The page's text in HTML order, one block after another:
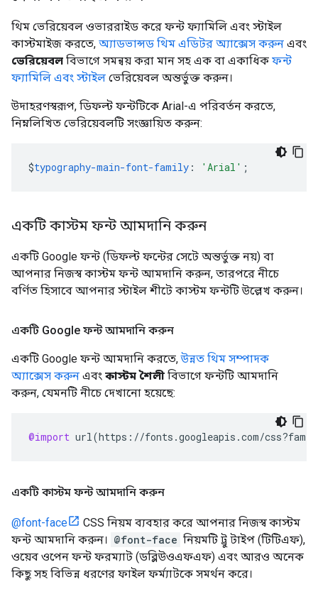
থিম ভেরিয়েবল ওভাররাইড করে ফন্ট ফ্যামিলি এবং স্টাইল
কাস্টমাইজ করতে, অ্যাডভান্সড থিম এডিটর অ্যাক্সেস করুন এবং
ভেরিয়েবল বিভাগে সমন্বয় করা মান সহ এক বা একাধিক ফন্ট
ফ্যামিলি এবং স্টাইল ভেরিয়েবল অন্তর্ভুক্ত করুন।
উদাহরণস্বরূপ, ডিফল্ট ফন্টটিকে Arial-এ পরিবর্তন করতে,
নিম্নলিখিত ভেরিয়েবলটি সংজ্ঞায়িত করুন:
$typography-main-font-family : 'Arial' ;
একটি কাস্টম ফন্ট আমদানি করুন
একটি Google ফন্ট (ডিফল্ট ফন্টের সেটে অন্তর্ভুক্ত নয়) বা
আপনার নিজস্ব কাস্টম ফন্ট আমদানি করুন, তারপরে নীচে
বর্ণিত হিসাবে আপনার স্টাইল শীটে কাস্টম ফন্টটি উল্লেখ করুন।
একটি Google ফন্ট আমদানি করুন
একটি Google ফন্ট আমদানি করতে,উন্নত থিম সম্পাদক
অ্যাক্সেস করুন এবং কাস্টম শৈলী বিভাগে ফন্টটি আমদানি
করুন, যেমনটি নীচে দেখানো হয়েছে:
@import url (https : //fonts .googleapis .com/css?
একটি কাস্টম ফন্ট আমদানি করুন
@font-face
CSS নিয়ম ব্যবহার করে আপনার নিজস্ব কাস্টম
ফন্ট আমদানি করুন। @font-face নিয়মটি ট্রু টাইপ (টিটিএফ),
ওয়েব ওপেন ফন্ট ফরম্যাট (ডব্লিউওএফএফ) এবং আরও অনেক
কিছু সহ বিভিন্ন ধরণের ফাইল ফর্ম্যাটকে সমর্থন করে।